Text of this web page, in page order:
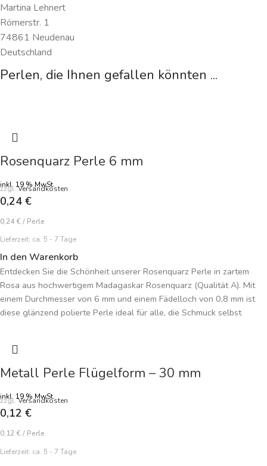
Martina Lehnert
Römerstr. 1
74861 Neudenau
Deutschland
Perlen, die Ihnen gefallen könnten ...
Rosenquarz Perle 6 mm
inkl. 19 % MwSt.
zzgl.Versandkosten
0,24 €
0,24 € / Perle
Lieferzeit: ca. 5 - 7 Tage
In den Warenkorb
Entdecken Sie die Schönheit unserer Rosenquarz Perle in zartem
Rosa aus hochwertigem Madagaskar Rosenquarz (Qualität A). Mit
einem Durchmesser von 6 mm und einem Fädelloch von 0,8 mm ist
diese glänzend polierte Perle ideal für alle, die Schmuck selbst
individuelle Schmuckstücke. Preisangabe je Perle.
Metall Perle Flügelform – 30 mm
inkl. 19 % MwSt.
zzgl.Versandkosten
0,12 €
0,12 € / Perle
Lieferzeit: ca. 5 - 7 Tage